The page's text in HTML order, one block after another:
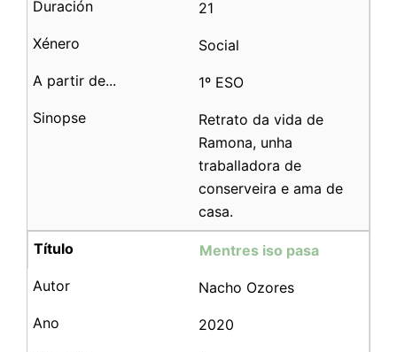
21
Social
1º ESO
Retrato da vida de
Ramona, unha
traballadora de
conserveira e ama de
casa.
Mentres iso pasa
Nacho Ozores
2020